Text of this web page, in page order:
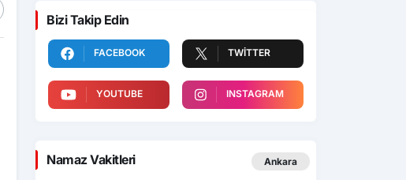
Bizi Takip Edin
FACEBOOK TWITTER
YOUTUBE INSTAGRAM
Namaz Vakitleri Ankara